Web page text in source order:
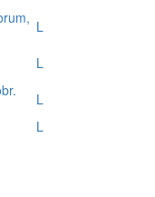
L
L
L
L